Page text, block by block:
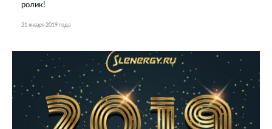
ролик!
21 января 2019 года